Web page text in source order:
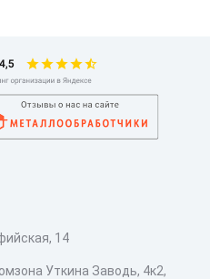
14
Уткина Заводь, 4к2,